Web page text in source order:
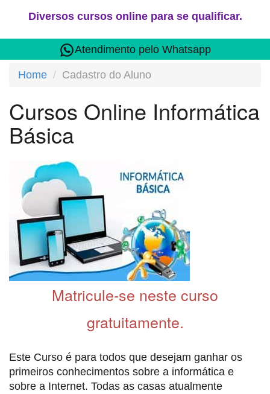
Atendimento pelo Whatsapp
Diversos cursos online para se qualificar.
Home Cadastro do Aluno
Cursos Online Informática
Básica
Matricule-se neste curso
gratuitamente.
Este Curso é para todos que desejam ganhar os
primeiros conhecimentos sobre a informática e
sobre a Internet. Todas as casas atualmente